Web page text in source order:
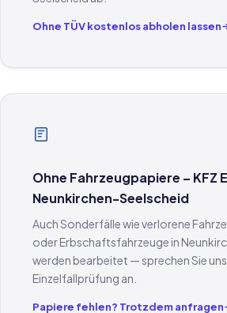
Ohne TÜV kostenlos abholen lassen
Ohne Fahrzeugpapiere – KFZ
Neunkirchen-Seelscheid
Auch Sonderfälle wie verlorene
oder Erbschaftsfahrzeuge in
werden bearbeitet — sprechen Sie
Einzelfallprüfung an.
Papiere fehlen? Trotzdem anfragen